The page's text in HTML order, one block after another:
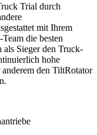
Trial durch
mit Ihrem
die besten
als Sieger den Truck-
hohe
den TiltRotator